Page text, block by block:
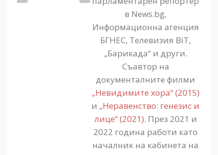
в News.bg,
Информационна агенция
БГНЕС, Телевизия BiT,
„Барикада“ и други.
Съавтор на
документалните филми
„Невидимите хора“ (2015)
и „Неравенство: генезис и
лице“ (2021). През 2021 и
2022 година работи като
началник на кабинета на